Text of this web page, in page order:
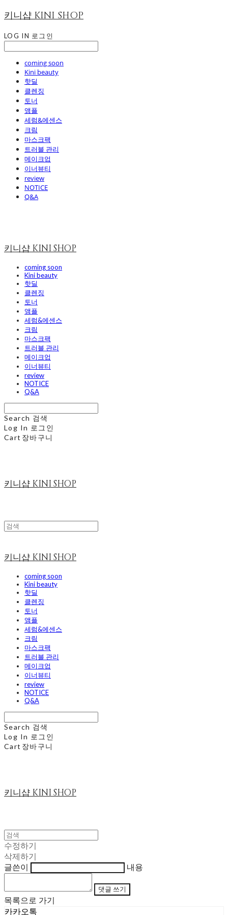
키니샵 KINI SHOP
LOG IN 로그인
coming soon
Kini beauty
핫딜
클렌징
토너
앰플
세럼&에센스
크림
마스크팩
트러블 관리
메이크업
이너뷰티
review
NOTICE
Q&A
키니샵 KINI SHOP
coming soon
Kini beauty
핫딜
클렌징
토너
앰플
세럼&에센스
크림
마스크팩
트러블 관리
메이크업
이너뷰티
review
NOTICE
Q&A
Search 검색
Log In 로그인
Cart 장바구니
키니샵 KINI SHOP
키니샵 KINI SHOP
coming soon
Kini beauty
핫딜
클렌징
토너
앰플
세럼&에센스
크림
마스크팩
트러블 관리
메이크업
이너뷰티
review
NOTICE
Q&A
Search 검색
Log In 로그인
Cart 장바구니
키니샵 KINI SHOP
수정하기
삭제하기
글쓴이
내용
댓글 쓰기
목록으로 가기
카카오톡